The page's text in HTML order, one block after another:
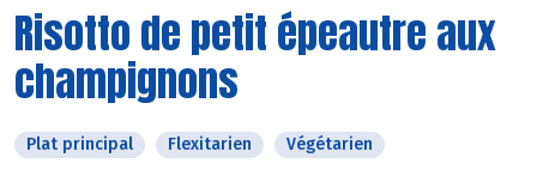
Risotto de petit épeautre aux
champignons
Plat principal Flexitarien Végétarien